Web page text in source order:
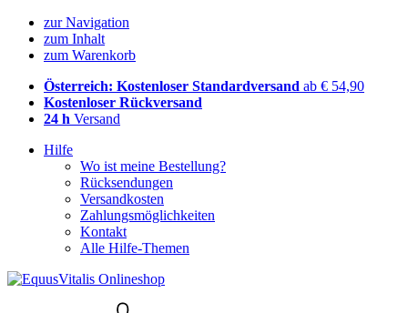
zur Navigation
zum Inhalt
zum Warenkorb
Österreich: Kostenloser Standardversand ab € 54,90
Kostenloser Rückversand
24 h Versand
Hilfe
Wo ist meine Bestellung?
Rücksendungen
Versandkosten
Zahlungsmöglichkeiten
Kontakt
Alle Hilfe-Themen